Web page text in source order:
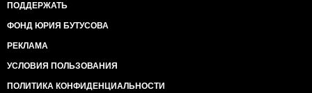
ПОДДЕРЖАТЬ
ФОНД ЮРИЯ БУТУСОВА
РЕКЛАМА
УСЛОВИЯ ПОЛЬЗОВАНИЯ
ПОЛИТИКА КОНФИДЕНЦИАЛЬНОСТИ